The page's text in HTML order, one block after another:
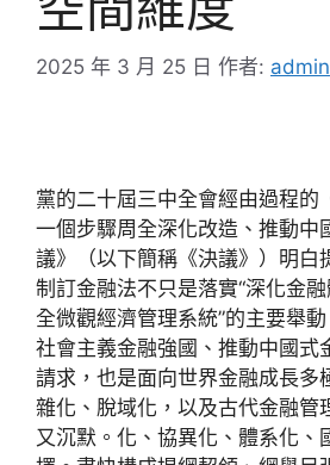
2025 年 3 月 25 日 作者: admin
黨的二十屆三中全會經由過程的
一個步驟周全深化改造、推動中
議》（以下簡稱《決議》）明白
制訂金融法不只是落實“深化金
全微觀經濟管理系統”的主要舉
社會主義金融強國、推動中國式
請求，也是面向世界金融成長多
雜化、脫域化，以及古代金融管
又沉默。化、協異化、體系化、